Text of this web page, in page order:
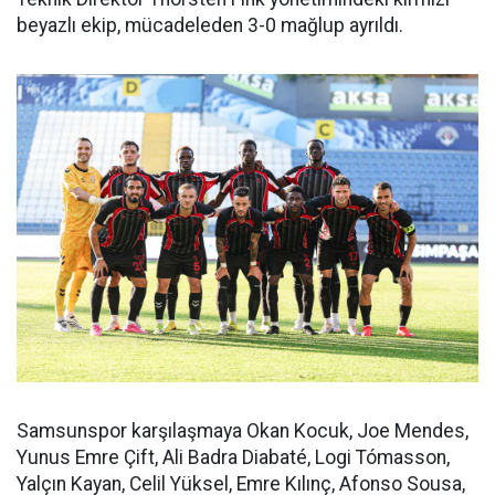
beyazlı ekip, mücadeleden 3-0 mağlup ayrıldı.
Samsunspor karşılaşmaya Okan Kocuk, Joe Mendes,
Yunus Emre Çift, Ali Badra Diabaté, Logi Tómasson,
Yalçın Kayan, Celil Yüksel, Emre Kılınç, Afonso Sousa,